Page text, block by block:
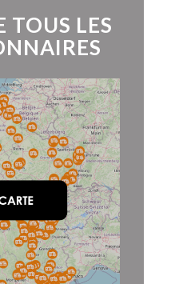
TOUS LES